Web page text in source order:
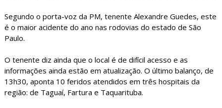
Segundo o porta-voz da PM, tenente Alexandre Guedes, este
é o maior acidente do ano nas rodovias do estado de São
Paulo.
O tenente diz ainda que o local é de difícil acesso e as
informações ainda estão em atualização. O último balanço, de
13h30, aponta 10 feridos atendidos em três hospitais da
região: de Taguaí, Fartura e Taquarituba.